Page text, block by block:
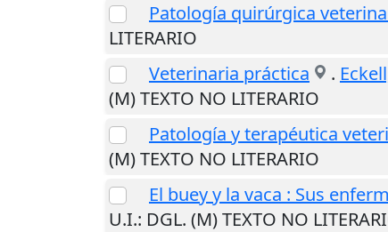
Patología quirúrgica
LITERARIO
Veterinaria práctica
.
(M) TEXTO NO LITERARIO
Patología y terapéutica
(M) TEXTO NO LITERARIO
El buey y la vaca : Sus
U.I.: DGL. (M) TEXTO NO